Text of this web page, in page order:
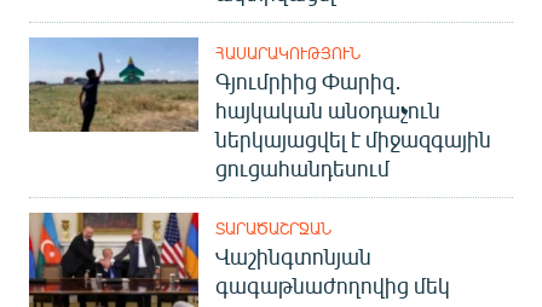
ՀԱՍԱՐԱԿՈՒԹՅՈՒՆ
Գյումրիից Փարիզ․
հայկական անօդաչուն
ներկայացվել է միջազգային
ցուցահանդեսում
ՏԱՐԱԾԱՇՐՋԱՆ
Վաշինգտոնյան
գագաթնաժողովից մեկ